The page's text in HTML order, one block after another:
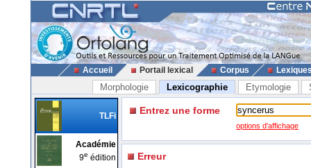
Accueil Portail lexical Corpus
Morphologie Lexicographie Etymologie
TLFi
Académie
9e édition
Entrez une forme
options d'affichage
Erreur